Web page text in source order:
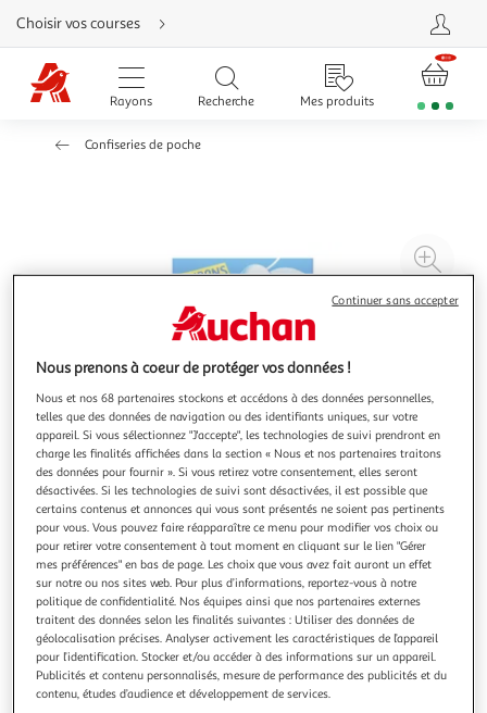
Aller
directement
au
contenu
Aller
directement
Aller
rubrique
Choisir vos courses
Rayons Recherche Mes produits
Confiseries de poche
à
MENTOS
Bonbons tendres dragéifiés à la menthe sans sucres
45 bonbons
Vous voulez connaître le prix de ce produit ?
Nous prenons à coeur de protéger vos données !
Nous et nos 68 partenaires stockons et accédons à des données personnelles,
telles que des données de navigation ou des identifiants uniques, sur votre
appareil. Si vous sélectionnez "J'accepte", les technologies de suivi prendront en
charge les finalités affichées dans la section « Nous et nos partenaires traitons
des données pour fournir ». Si vous retirez votre consentement, elles seront
désactivées. Si les technologies de suivi sont désactivées, il est possible que
certains contenus et annonces qui vous sont présentés ne soient pas pertinents
pour vous. Vous pouvez faire réapparaître ce menu pour modifier vos choix ou
pour retirer votre consentement à tout moment en cliquant sur le lien "Gérer
mes préférences" en bas de page. Les choix que vous avez fait auront un effet
sur notre ou nos sites web. Pour plus d’informations, reportez-vous à notre
politique de confidentialité. Nos équipes ainsi que nos partenaires externes
traitent des données selon les finalités suivantes : Utiliser des données de
géolocalisation précises. Analyser activement les caractéristiques de l’appareil
pour l’identification. Stocker et/ou accéder à des informations sur un appareil.
Publicités et contenu personnalisés, mesure de performance des publicités et du
contenu, études d’audience et développement de services.
Continuer sans accepter